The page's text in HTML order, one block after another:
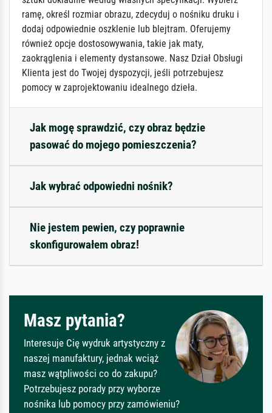
ramę, określ rozmiar obrazu, zdecyduj o nośniku druku i
dodaj odpowiednie oszklenie lub blejtram. Oferujemy
również opcje dostosowywania, takie jak maty,
zaokrąglenia i elementy dystansowe. Nasz Dział Obsługi
Klienta jest do Twojej dyspozycji, jeśli potrzebujesz
pomocy w zaprojektowaniu idealnego dzieła.
Jak mogę sprawdzić, czy obraz będzie
pasować do mojego pomieszczenia?
Jak wybrać odpowiedni nośnik?
Nie jestem pewien, czy poprawnie
skonfigurowałem obraz!
Masz pytania?
Interesuje Cię wydruk artystyczny z
naszej manufaktury, jednak wciąż
masz wątpliwości co do zakupu?
Potrzebujesz porady przy wyborze
nośnika lub pomocy przy zamówieniu?